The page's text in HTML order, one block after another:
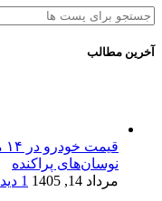
آخرین مطالب
نوسان‌های پراکنده
مرداد 14, 1405
1 دیدگاه